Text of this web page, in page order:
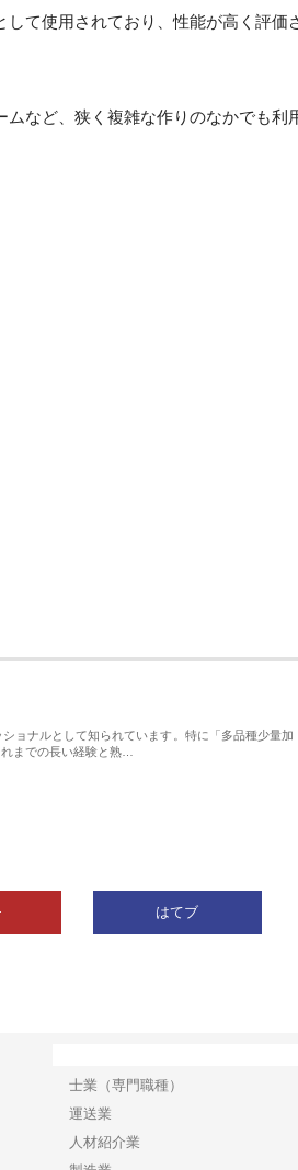
て使用されており、性能が高く評価
など、狭く複雑な作りのなかでも利
ョナルとして知られています。特に「多品種少量加
までの長い経験と熟…
はてブ
士業（専門職種）
運送業
人材紹介業